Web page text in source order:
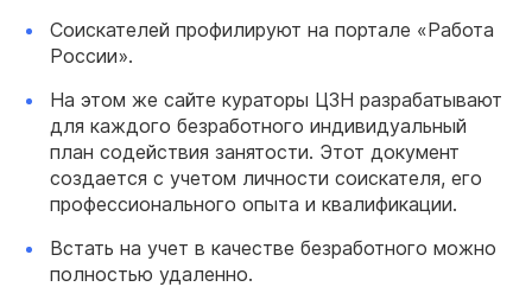
Соискателей профилируют на портале «Работа
России».
На этом же сайте кураторы ЦЗН разрабатывают
для каждого безработного индивидуальный
план содействия занятости. Этот документ
создается с учетом личности соискателя, его
профессионального опыта и квалификации.
Встать на учет в качестве безработного можно
полностью удаленно.